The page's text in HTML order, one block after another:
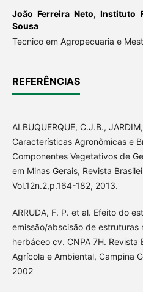
João Ferreira Neto,Instituto
Sousa
Tecnico em Agropecuaria e
REFERÊNCIAS
ALBUQUERQUE, C.J.B.,
Características Agronômicas e
Componentes Vegetativos de
em Minas Gerais, Revista
Vol.12n.2,p.164-182, 2013.
ARRUDA, F. P. et al. Efeito do
emissão/abscisão de
herbáceo cv. CNPA 7H. Revista
Agrícola e Ambiental, Campina
2002